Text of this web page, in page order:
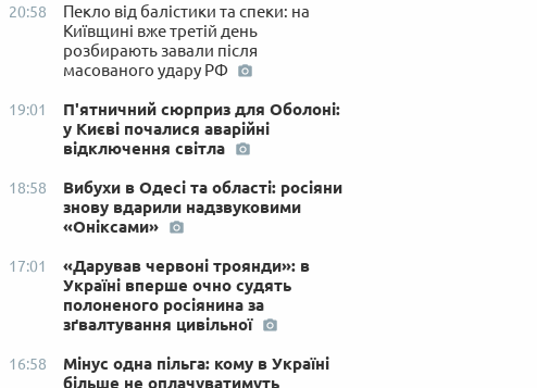
20:58
Пекло від балістики та спеки: на
Київщині вже третій день
розбирають завали після
масованого удару РФ
19:01
П'ятничний сюрприз для Оболоні:
у Києві почалися аварійні
відключення світла
18:58
Вибухи в Одесі та області: росіяни
знову вдарили надзвуковими
«Оніксами»
17:01
«Дарував червоні троянди»: в
Україні вперше очно судять
полоненого росіянина за
зґвалтування цивільної
16:58
Мінус одна пільга: кому в Україні
більше не оплачуватимуть